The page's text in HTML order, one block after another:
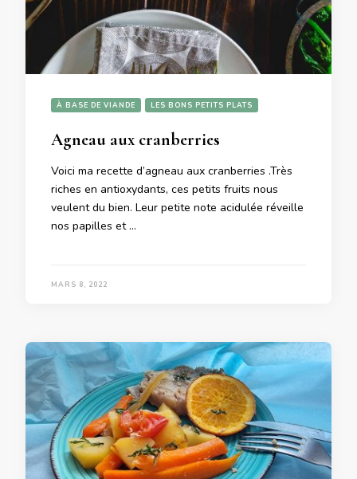
À BASE DE VIANDE LES BONS PETITS PLATS
Agneau aux cranberries
Voici ma recette d’agneau aux cranberries .Très
riches en antioxydants, ces petits fruits nous
veulent du bien. Leur petite note acidulée réveille
nos papilles et …
MARS 8, 2022